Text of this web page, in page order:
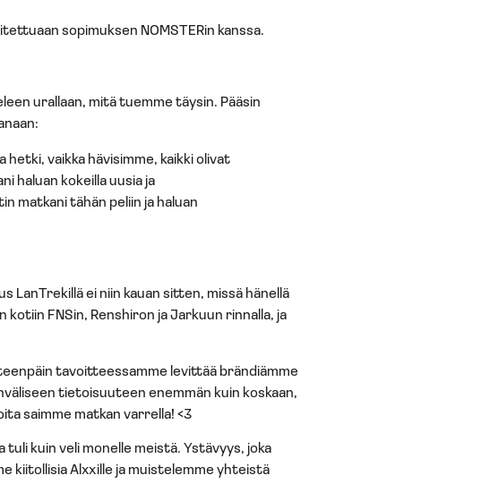
sopimuksen NOMSTERin kanssa.
urallaan, mitä tuemme täysin. Pääsin
hetki, vaikka hävisimme, kaikki olivat
haluan kokeilla uusia ja
matkani tähän peliin ja haluan
LanTrekillä ei niin kauan sitten, missä hänellä
FNSin, Renshiron ja Jarkuun rinnalla, ja
tavoitteessamme levittää brändiämme
tietoisuuteen enemmän kuin koskaan,
saimme matkan varrella! <3
kuin veli monelle meistä. Ystävyys, joka
kiitollisia Alxxille ja muistelemme yhteistä